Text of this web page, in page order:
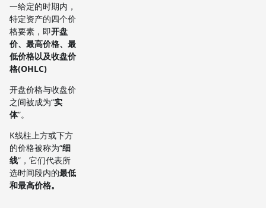
一给定的时期内，
特定资产的四个价
格要素，即开盘
价、最高价格、最
低价格以及收盘价
格(OHLC)
开盘价格与收盘价
之间被成为“实
体”。
K线柱上方或下方
的价格被称为“细
线”，它们代表所
选时间段内的最低
和最高价格。